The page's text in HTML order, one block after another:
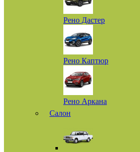
Рено Дастер
Рено Каптюр
Рено Аркана
Салон